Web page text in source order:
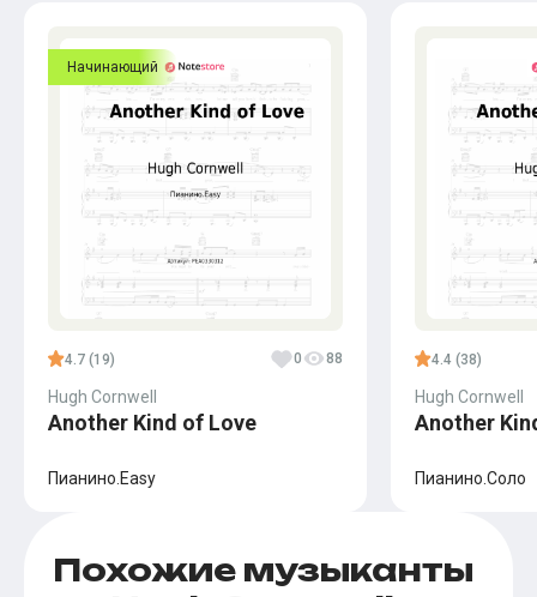
Начинающий
4.7 (19) 0 88
Hugh Cornwell
Another Kind of Love
Пианино.Easy
4.4 (38)
Hugh Cornwell
Another
Пианино.Соло
Похожие музыканты